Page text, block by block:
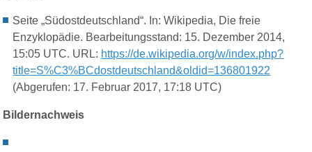
Seite „Südostdeutschland“. In: Wikipedia, Die freie
Enzyklopädie. Bearbeitungsstand: 15. Dezember 2014,
15:05 UTC. URL: https://de.wikipedia.org/w/index.php?
title=S%C3%BCdostdeutschland&oldid=136801922
(Abgerufen: 17. Februar 2017, 17:18 UTC)
Bildernachweis